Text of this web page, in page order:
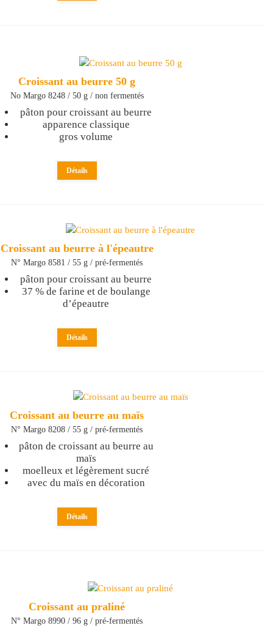
Croissant au beurre 50 g
No Margo 8248 / 50 g / non fermentés
pâton pour croissant au beurre
apparence classique
gros volume
Détails
Croissant au beurre à l'épeautre
N° Margo 8581 / 55 g / pré-fermentés
pâton pour croissant au beurre
37 % de farine et de boulange
d’épeautre
Détails
Croissant au beurre au maïs
N° Margo 8208 / 55 g / pré-fermentés
pâton de croissant au beurre au
maïs
moelleux et légèrement sucré
avec du maïs en décoration
Détails
Croissant au praliné
N° Margo 8990 / 96 g / pré-fermentés